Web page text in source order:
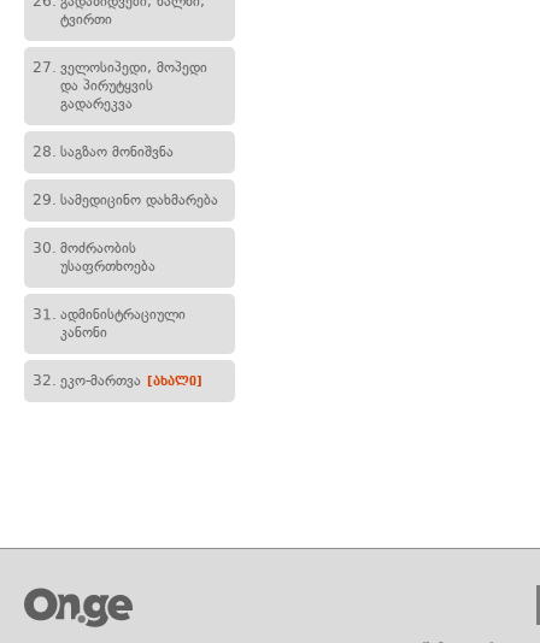
ტვირთი
27. ველოსიპედი, მოპედი
და პირუტყვის
გადარეკვა
28. საგზაო მონიშვნა
29. სამედიცინო დახმარება
30. მოძრაობის
უსაფრთხოება
31. ადმინისტრაციული
კანონი
32. ეკო-მართვა [ახალი]